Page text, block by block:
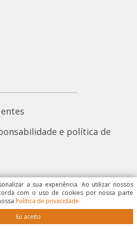
a sua experiência. Ao utilizar nossos
com o uso de cookies por nossa parte
Política de privacidade
Eu aceito
e política de